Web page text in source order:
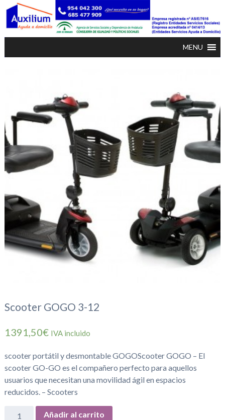
Scooter GOGO 3-12
1391,50€ IVA incluido
scooter portátil y desmontable GOGOScooter GOGO – El
scooter GO-GO es el compañero perfecto para aquellos
usuarios que necesitan una movilidad ágil en espacios
reducidos. – Scooters
Añadir al carrito